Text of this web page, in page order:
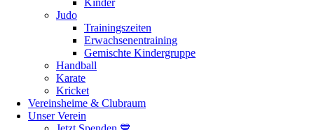
Kinder
Judo
Trainingszeiten
Erwachsenentraining
Gemischte Kindergruppe
Handball
Karate
Kricket
Vereinsheime & Clubraum
Unser Verein